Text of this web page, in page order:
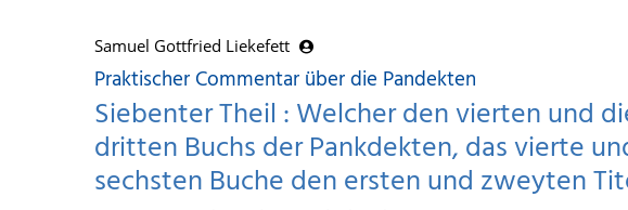
Samuel Gottfried Liekefett
Praktischer Commentar über die Pandekten
Siebenter Theil : Welcher den vierten und
dritten Buchs der Pankdekten, das vierte
sechsten Buche den ersten und zweyten